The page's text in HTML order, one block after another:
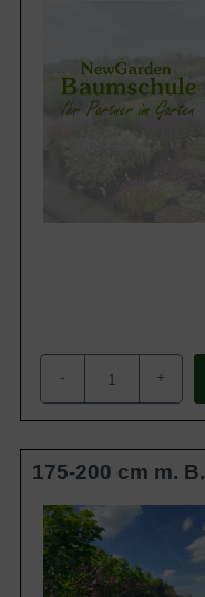
- +
175-200 cm m. B.